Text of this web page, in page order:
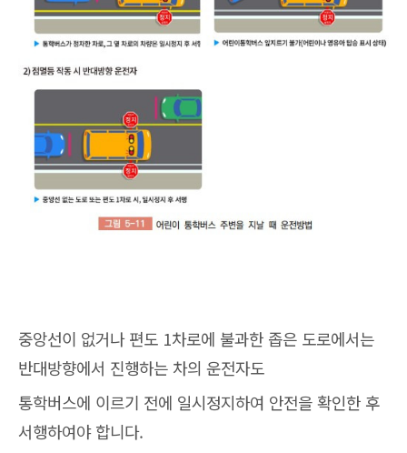
중앙선이 없거나 편도 1차로에 불과한 좁은 도로에서는
반대방향에서 진행하는 차의 운전자도
통학버스에 이르기 전에 일시정지하여 안전을 확인한 후
서행하여야 합니다.